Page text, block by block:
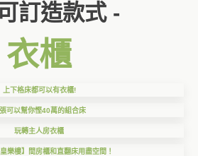
訂造款式 -
衣櫃
上下格床都可以有衣櫃!
可以幫你慳40萬的組合床
玩轉主人房衣櫃
皇樂樓】間房櫃和直翻床用盡空間！